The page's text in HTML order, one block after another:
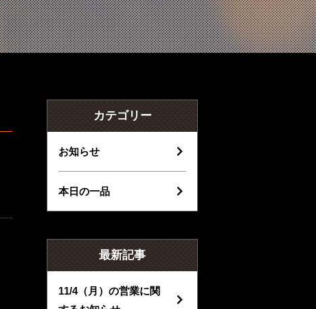
カテゴリー
お知らせ
本日の一品
最新記事
11/4（月）の営業に関